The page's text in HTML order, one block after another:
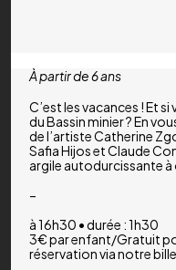
À partir de 6 ans
C’est les vacances ! Et
du Bassin minier ? En
de l’artiste Catherine
Safia Hijos et Claude
argile autodurcissante à
–
à 16h30 • durée : 1h30
3€ par enfant/Gratuit
réservation via notre